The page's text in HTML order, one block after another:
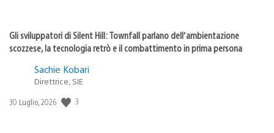
Gli sviluppatori di Silent Hill: Townfall parlano dell’ambientazione
scozzese, la tecnologia retrò e il combattimento in prima persona
Sachie Kobari
Direttrice, SIE
Data
30 Luglio, 2026 3